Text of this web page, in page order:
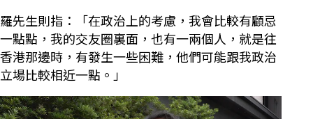
羅先生則指：「在政治上的考慮，我會比較有顧忌
一點點，我的交友圈裏面，也有一兩個人，就是往
香港那邊時，有發生一些困難，他們可能跟我政治
立場比較相近一點。」